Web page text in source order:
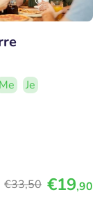
Me
Je
€33,50 €19,90